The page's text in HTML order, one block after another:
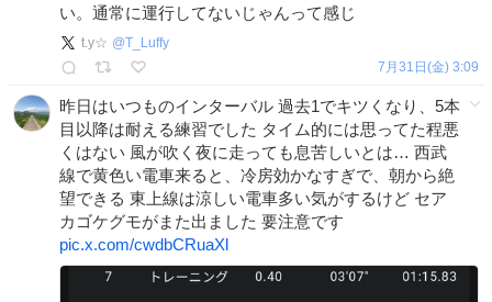
い。通常に運行してないじゃんって感じ
t.y☆ @T_Luffy
7月31日(金) 3:09
昨日はいつものインターバル 過去1でキツくなり、5本
目以降は耐える練習でした タイム的には思ってた程悪
くはない 風が吹く夜に走っても息苦しいとは… 西武
線で黄色い電車来ると、冷房効かなすぎで、朝から絶
望できる 東上線は涼しい電車多い気がするけど セア
カゴケグモがまた出ました 要注意です
pic.x.com/cwdbCRuaXl